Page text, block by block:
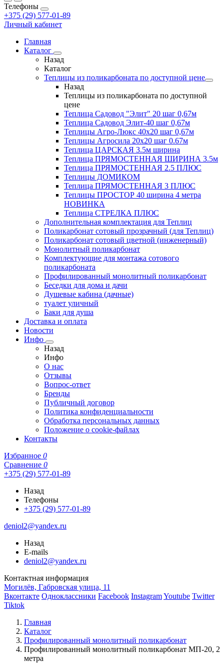
Телефоны
+375 (29) 577-01-89
Личный кабинет
Главная
Каталог
Назад
Каталог
Теплицы из поликарбоната по доступной цене
Назад
Теплицы из поликарбоната по доступной
цене
Теплица Садовод "Элит" 20 шаг 0,67м
Теплица Садовод Элит-40 шаг 0,67м
Теплицы Агро-Люкс 40х20 шаг 0,67м
Теплицы Агросила 20х20 шаг 0.67м
Теплица ЦАРСКАЯ 3.5м ширина
Теплица ПРЯМОСТЕННАЯ ШИРИНА 3.5м
Теплица ПРЯМОСТЕННАЯ 2.5 ПЛЮС
Теплицы ДОМИКОМ
Теплица ПРЯМОСТЕННАЯ 3 ПЛЮС
Теплицы ПРОСТОР 40 ширина 4 метра
НОВИНКА
Теплица СТРЕЛКА ПЛЮС
Дополнительная комплектация для Теплиц
Поликарбонат сотовый прозрачный (для Теплиц)
Поликарбонат сотовый цветной (инженерный)
Монолитный поликарбонат
Комплектующие для монтажа сотового
поликарбоната
Профилированный монолитный поликарбонат
Беседки для дома и дачи
Душевые кабина (дачные)
туалет уличный
Баки для душа
Доставка и оплата
Новости
Инфо
Назад
Инфо
О нас
Отзывы
Вопрос-ответ
Бренды
Публичный договор
Политика конфиденциальности
Обработка персональных данных
Положение о cookie-файлах
Контакты
Избранное 0
Сравнение 0
+375 (29) 577-01-89
Назад
Телефоны
+375 (29) 577-01-89
deniol2@yandex.ru
Назад
E-mails
deniol2@yandex.ru
Контактная информация
Могилёв, Габровская улица, 11
Вконтакте Одноклассники Facebook InstagramYoutube Twitter
Tiktok
Главная
Каталог
Профилированный монолитный поликарбонат
Профилированный монолитный поликарбонат МП-20, 2
метра